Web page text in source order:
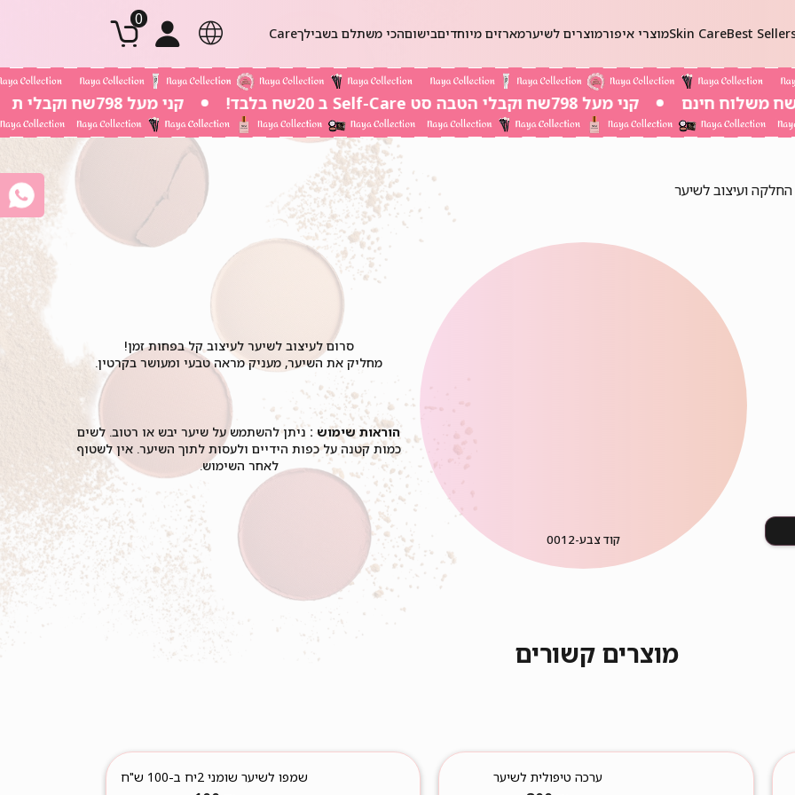
Best
Skin Careמוצרי איפורמוצרים לשיערמארזים מיוחדיםבישוםהכי משתלם בשבילךBody Care שפתיים אודמים 5ml מברשות וריסים
0
קני מעל 798שח וקבלי הטבה סט Self-Care ב 20שח בלבד! קני מעל 798שח וקבלי תיק חוף גדול במתנה
ועיצוב לשיער
קוד צבע-0012
סרום לעיצוב לשיער לעיצוב קל בפחות זמן!
מחליק את השיער, מעניק מראה טבעי ומעושר בקרטין.
הוראות שימוש :ניתן להשתמש על שיער יבש או רטוב. לשים
כמות קטנה על כפות הידיים ולעסות לתוך השיער. אין לשטוף
לאחר השימוש.
מוצרים קשורים
ערכה טיפולית לשיער שמפו לשיער שומני 2יח ב-100 ש"ח